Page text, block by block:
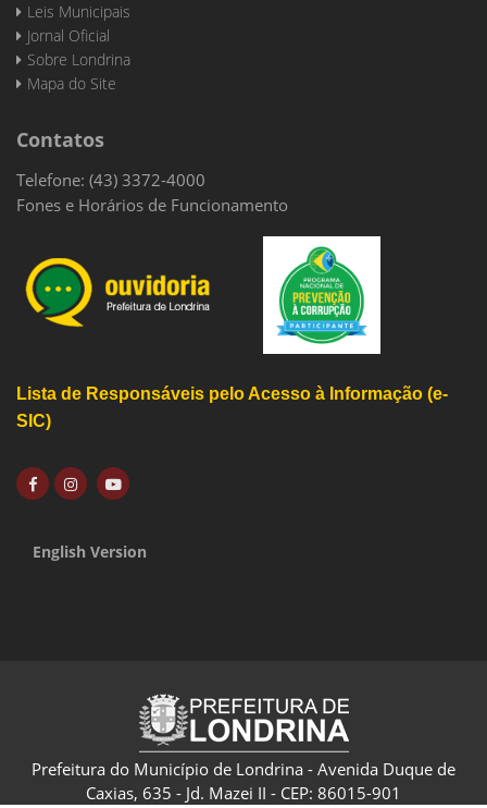
Leis Municipais
Jornal Oficial
Sobre Londrina
Mapa do Site
Contatos
Telefone: (43) 3372-4000
Fones e Horários de Funcionamento
Lista de Responsáveis pelo Acesso à Informação (e-
SIC)
English Version
Prefeitura do Município de Londrina - Avenida Duque de
Caxias, 635 - Jd. Mazei II - CEP: 86015-901